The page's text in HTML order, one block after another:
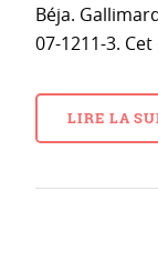
Béja.
07-1211-3.
LIRE LA